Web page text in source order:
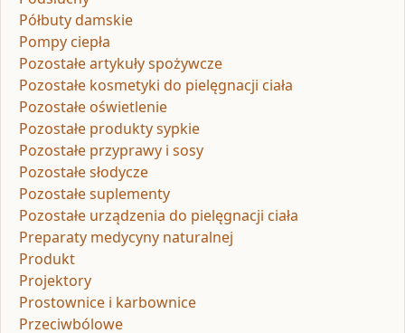
Półbuty damskie
Pompy ciepła
Pozostałe artykuły spożywcze
Pozostałe kosmetyki do pielęgnacji ciała
Pozostałe oświetlenie
Pozostałe produkty sypkie
Pozostałe przyprawy i sosy
Pozostałe słodycze
Pozostałe suplementy
Pozostałe urządzenia do pielęgnacji ciała
Preparaty medycyny naturalnej
Produkt
Projektory
Prostownice i karbownice
Przeciwbólowe